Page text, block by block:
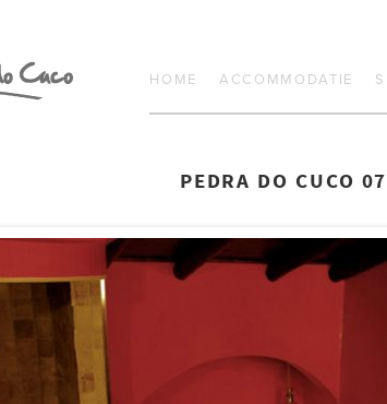
HOME ACCOMMODATIE
PEDRA DO CUCO